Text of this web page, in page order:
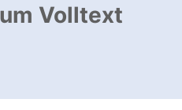
Volltext